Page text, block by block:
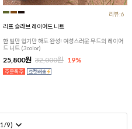
리뷰:6
리프 슬라브 레이어드 니트
한 벌만 입기만 해도 완성! 여성스러운 무드의 레이어
드 니트 (3color)
25,800원 32,000원 19%
1 /9)